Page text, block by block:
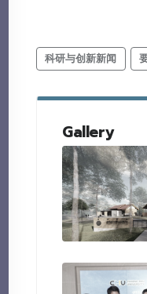
科研与创新新闻
Gallery